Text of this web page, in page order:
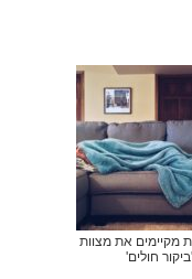
מקיימים את מצוות
'ביקור חולים'